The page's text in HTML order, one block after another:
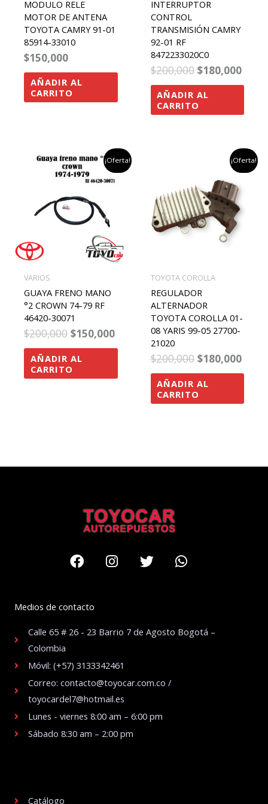
MODULO RELE
MOTOR DE ANTENA
TOYOTA CAMRY 91-01
85914-33010
$150,000
AÑADIR AL
CARRITO
INTERRUPTOR
CONTROL
TRANSMISIÓN CAMRY
92-01 RF
8472233020C0
$200,000 $180,000
AÑADIR AL
CARRITO
¡Oferta!
VARIOS
GUAYA FRENO MANO
°2 CROWN 74-79 RF
46420-30071
$200,000
el
precio
original
era:
$200,000.
$150,000
el
precio
actual
es:
$150,000.
AÑADIR AL
CARRITO
¡Oferta!
TOYOTA COROLLA
REGULADOR
ALTERNADOR
TOYOTA COROLLA 01-
08 YARIS 99-05 27700-
21020
$200,000
original
era:
$200,000.
$180,000
el
es:
AÑADIR AL
CARRITO
FacebookInstagram
TwitterWhatsapp
Medios de contacto
Calle 65 # 26 - 23 Barrio 7 de Agosto Bogotá –
Colombia
Móvil: (+57) 3133342461
Correo: contacto@toyocar.com.co /
toyocardel7@hotmail.es
Lunes - viernes 8:00 am – 6:00 pm
Sábado 8:30 am – 2:00 pm
Catálogo